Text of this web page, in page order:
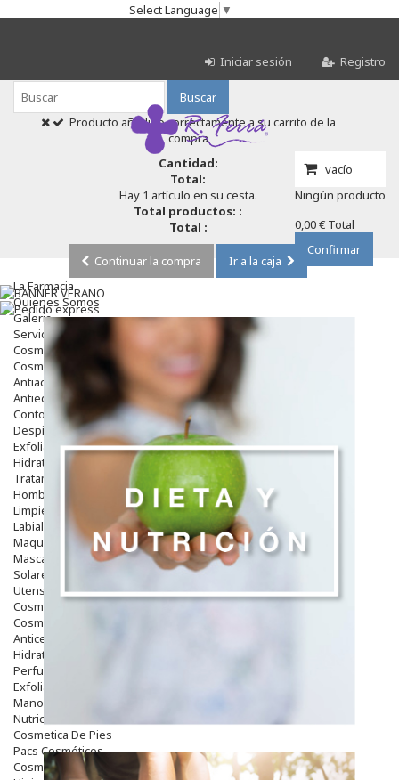
Select Language ▼
Iniciar sesión Registro
Buscar
vacío
Ningún producto
0,00 € Total
Confirmar
Producto añadido correctamente a su carrito de la
compra
Cantidad:
Total:
Hay 1 artículo en su cesta.
Total productos: :
Total :
Continuar la compra
Ir a la caja
La Farmacia
Quienes Somos
Galeria
Servicios
Cosmética
Cosmética Facial
Antiacné
Antiedad
Contorno De Ojos
Despigmentantes
Exfoliantes
Hidratantes
Tratamientos De Noche
Hombre
Limpieza
Labiales
Maquillajes Y Color
Mascarillas
Solares
Utensilios
Cosmética Capilar
Cosmética Corporal
Anticelulíticos
Hidratantes Corporales
Perfumes Y Colonias
Exfoliantes Corporales
Manos Y Uñas
Nutricosmética
Cosmetica De Pies
Pacs Cosméticos
Cosmetica Facial Piel Sensible